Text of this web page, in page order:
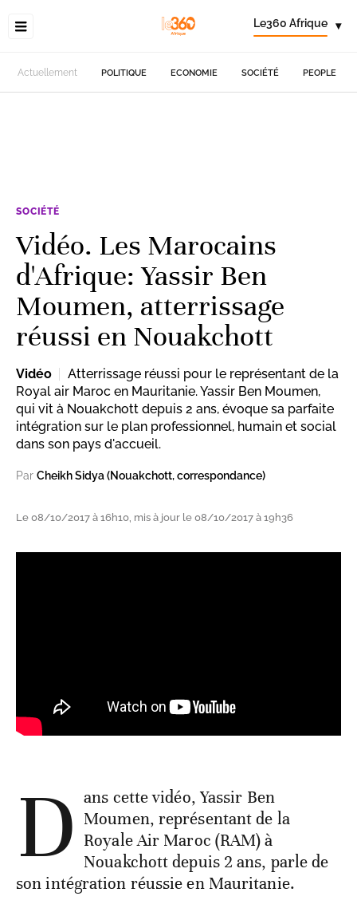
Le360 Afrique ▾
Actuellement POLITIQUE ECONOMIE SOCIÉTÉ PEOPLE
SOCIÉTÉ
Vidéo. Les Marocains
d'Afrique: Yassir Ben
Moumen, atterrissage
réussi en Nouakchott
Vidéo
Atterrissage réussi pour le représentant de la
Royal air Maroc en Mauritanie. Yassir Ben Moumen,
qui vit à Nouakchott depuis 2 ans, évoque sa parfaite
intégration sur le plan professionnel, humain et social
dans son pays d'accueil.
Par Cheikh Sidya (Nouakchott, correspondance)
Le 08/10/2017 à 16h10, mis à jour le 08/10/2017 à 19h36
D ans cette vidéo, Yassir Ben
Moumen, représentant de la
Royale Air Maroc (RAM) à
Nouakchott depuis 2 ans, parle de
son intégration réussie en Mauritanie.